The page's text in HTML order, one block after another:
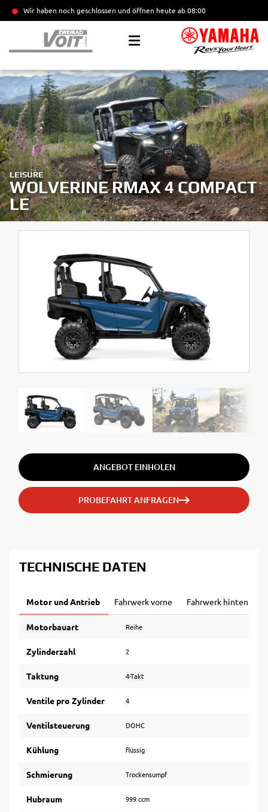
Wir haben noch geschlossen und öffnen heute ab 08:00
LEISURE
WOLVERINE RMAX 4 COMPACT
LE
ANGEBOT EINHOLEN
PROBEFAHRT ANFRAGEN
TECHNISCHE DATEN
Motor und Antrieb Fahrwerk vorne Fahrwerk hinten
Motorbauart Reihe
Zylinderzahl 2
Taktung 4-Takt
Ventile pro Zylinder 4
Ventilsteuerung DOHC
Kühlung flüssig
Schmierung Trockensumpf
Hubraum 999 ccm